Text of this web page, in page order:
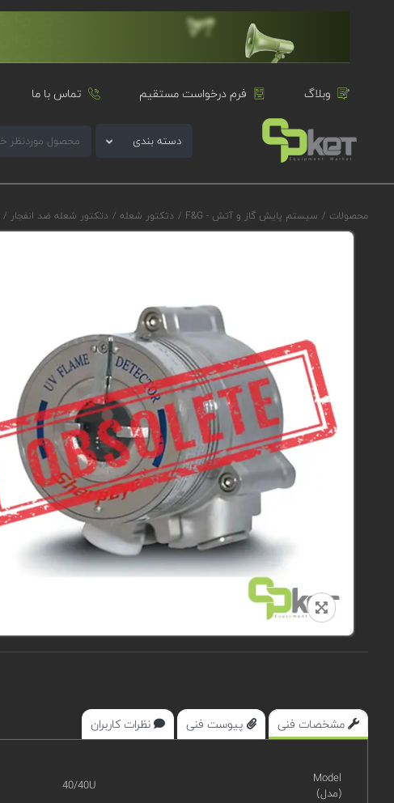
وبلاگ فرم درخواست مستقیم تماس با ما
دسته بندی
محصولات / سیستم پایش گاز و آتش - F&G / دتکتور شعله / دتکتور شعله ضد انفجار /
مشخصات فنی پیوست فنی نظرات کاربران
Model
(مدل)
40/40U